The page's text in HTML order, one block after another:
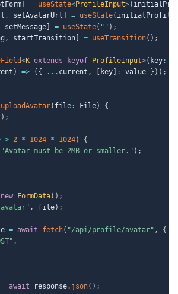
= useState<ProfileInput>(
, setAvatarUrl = useState( initialProfile
setMessage = useState( "" ) ;
, startTransition = useTransition( ) ;
<K extends keyof ProfileInput>( key :
) => ( { ... current , key : value } ) ) ;
uploadAvatar( file : File)
{
) ;
> 2 * 1024 * 1024)
{
"Avatar must be 2MB or smaller." ) ;
new FormData( ) ;
, file) ;
= await fetch( "/api/profile/avatar" ,
{
,
= await response. json( ) ;